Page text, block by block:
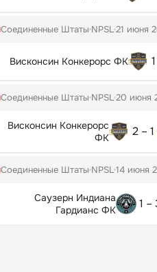
Соединенные Штаты NPSL21 июня
Висконсин Конкерорс ФК
Соединенные Штаты NPSL20 июня
Висконсин Конкерорс
ФК
2 – 1
Соединенные Штаты NPSL14 июня
Саузерн Индиана
Гардианс ФК
1 –